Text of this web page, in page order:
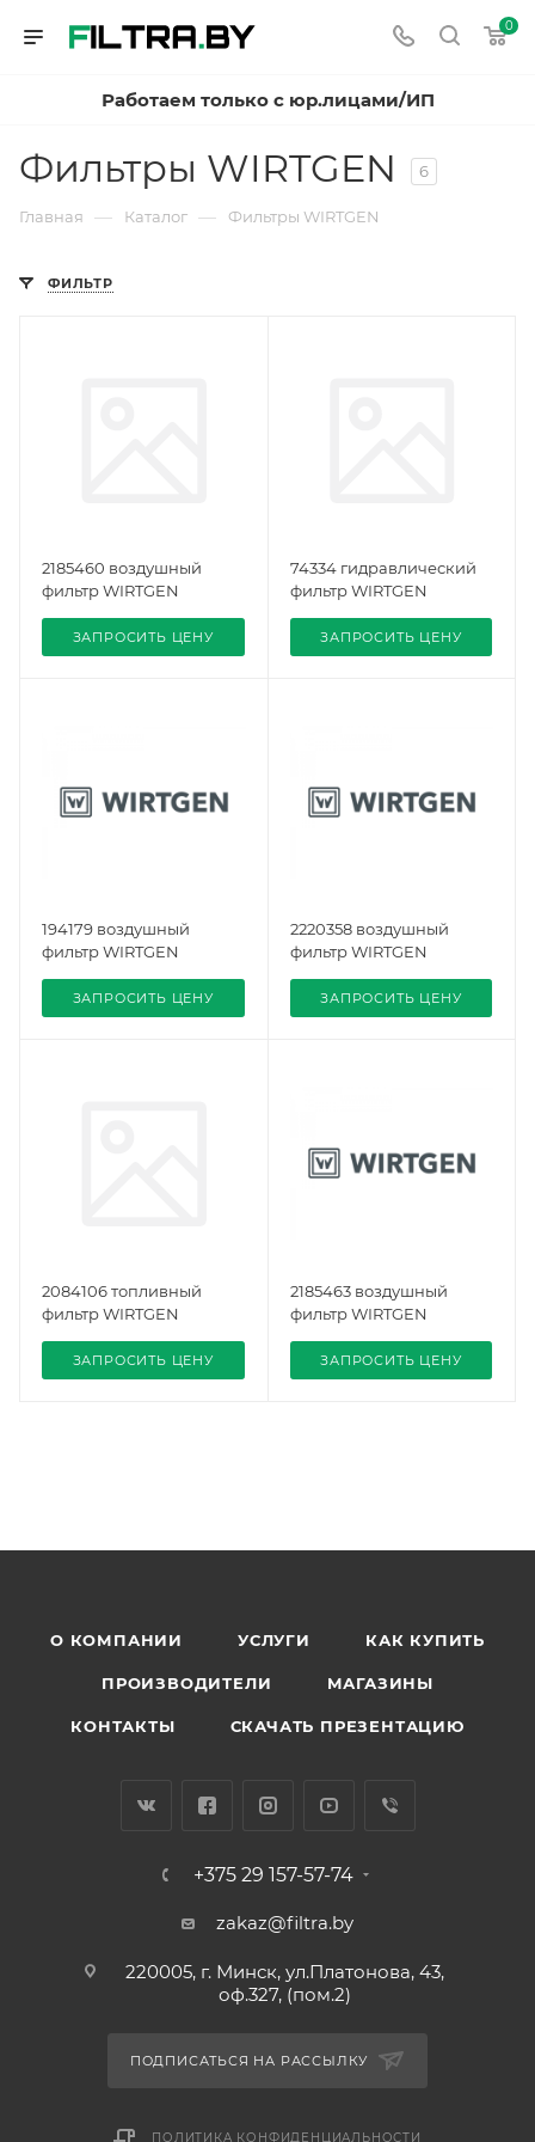
0
Работаем только с юр.лицами/ИП
Фильтры WIRTGEN 6
Главная — Каталог — Фильтры WIRTGEN
ФИЛЬТР
2185460 воздушный
фильтр WIRTGEN
ЗАПРОСИТЬ ЦЕНУ
74334 гидравлический
фильтр WIRTGEN
ЗАПРОСИТЬ ЦЕНУ
194179 воздушный
фильтр WIRTGEN
ЗАПРОСИТЬ ЦЕНУ
2220358 воздушный
фильтр WIRTGEN
ЗАПРОСИТЬ ЦЕНУ
2084106 топливный
фильтр WIRTGEN
ЗАПРОСИТЬ ЦЕНУ
2185463 воздушный
фильтр WIRTGEN
ЗАПРОСИТЬ ЦЕНУ
О КОМПАНИИ УСЛУГИ КАК КУПИТЬ
ПРОИЗВОДИТЕЛИ МАГАЗИНЫ
КОНТАКТЫ СКАЧАТЬ ПРЕЗЕНТАЦИЮ
+375 29 157-57-74
zakaz@filtra.by
220005, г. Минск, ул.Платонова, 43,
оф.327, (пом.2)
ПОДПИСАТЬСЯ НА РАССЫЛКУ
ПОЛИТИКА КОНФИДЕНЦИАЛЬНОСТИ